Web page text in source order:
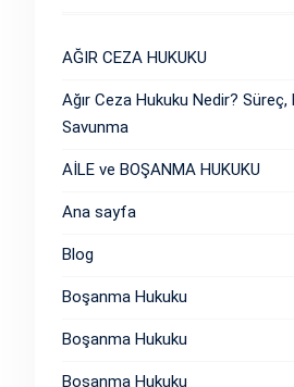
AĞIR CEZA HUKUKU
Ağır Ceza Hukuku Nedir? Süreç,
Savunma
AİLE ve BOŞANMA HUKUKU
Ana sayfa
Blog
Boşanma Hukuku
Boşanma Hukuku
Boşanma Hukuku